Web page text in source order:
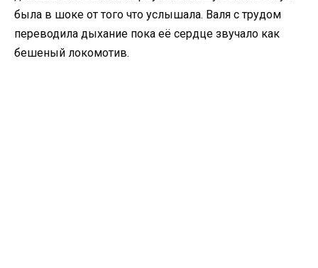
была в шоке от того что услышала. Валя с трудом
переводила дыхание пока её сердце звучало как
бешеный локомотив.​